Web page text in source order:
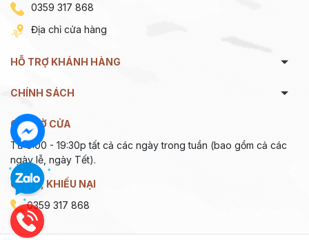
0359 317 868
Địa chỉ cửa hàng
HỖ TRỢ KHÁNH HÀNG
CHÍNH SÁCH
GIỜ MỞ CỬA
Từ 9:00 - 19:30p tất cả các ngày trong tuần (bao gồm cả các
ngày lễ, ngày Tết).
GÓP Ý, KHIẾU NẠI
0359 317 868